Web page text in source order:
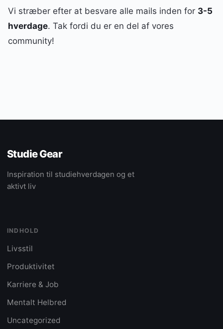
Vi stræber efter at besvare alle mails inden for 3-5
hverdage. Tak fordi du er en del af vores
community!
Studie Gear
Inspiration til studiehverdagen og et
aktivt liv
INDHOLD
Livsstil
Produktivitet
Karriere & Job
Mentalt Helbred
Uncategorized